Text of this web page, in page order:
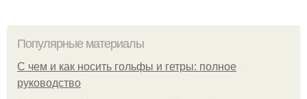
Популярные материалы
С чем и как носить гольфы и гетры: полное
руководство